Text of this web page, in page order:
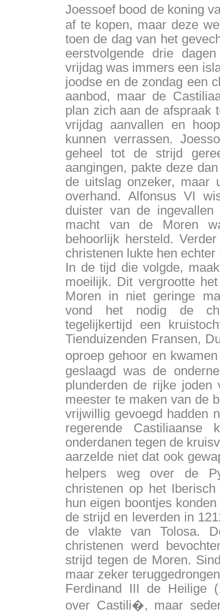
Joessoef bood de koning
af te kopen, maar deze
toen de dag van het
eerstvolgende drie
vrijdag was immers een
joodse en de zondag een
aanbod, maar de
plan zich aan de afspraak
vrijdag aanvallen en
kunnen verrassen.
geheel tot de strijd
aangingen, pakte deze
de uitslag onzeker, maar
overhand. Alfonsus VI
duister van de
macht van de Moren
behoorlijk hersteld.
christenen lukte hen echter
In de tijd die volgde,
moeilijk. Dit vergrootte
Moren in niet geringe
vond het nodig de
tegelijkertijd een
Tienduizenden Fransen,
oproep gehoor en
geslaagd was de
plunderden de rijke joden
meester te maken van de
vrijwillig gevoegd hadden
regerende
onderdanen tegen de
aarzelde niet dat ook
helpers weg over de
christenen op het
hun eigen boontjes
de strijd en leverden in
de vlakte van Tolosa.
christenen werd
strijd tegen de Moren.
maar zeker
Ferdinand III de Heilige
over Castili�, maar